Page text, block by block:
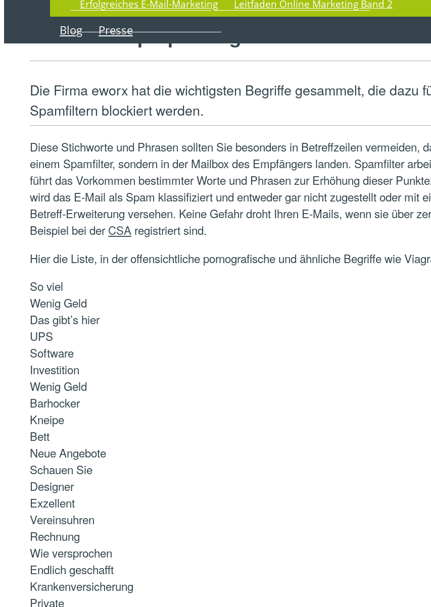
Erfolgreiches E-Mail-Marketing Leitfaden Online Marketing Band 2
Blog Presse
Liste der Top Spambegriffe von eworx
Die Firma eworx hat die wichtigsten Begriffe gesammelt, die dazu
Spamfiltern blockiert werden.
Diese Stichworte und Phrasen sollten Sie besonders in Betreffzeilen vermeiden,
einem Spamfilter, sondern in der Mailbox des Empfängers landen. Spamfilter
führt das Vorkommen bestimmter Worte und Phrasen zur Erhöhung dieser
wird das E-Mail als Spam klassifiziert und entweder gar nicht zugestellt oder mit
Betreff-Erweiterung versehen. Keine Gefahr droht Ihren E-Mails, wenn sie über
Beispiel bei derCSA registriert sind.
Hier die Liste, in der offensichtliche pornografische und ähnliche Begriffe wie
So viel
Wenig Geld
Das gibt’s hier
UPS
Software
Investition
Wenig Geld
Barhocker
Kneipe
Bett
Neue Angebote
Schauen Sie
Designer
Exzellent
Vereinsuhren
Rechnung
Wie versprochen
Endlich geschafft
Krankenversicherung
Private